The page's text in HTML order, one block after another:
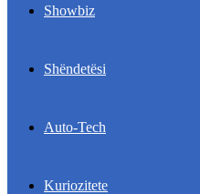
Showbiz
Shëndetësi
Auto-Tech
Kuriozitete